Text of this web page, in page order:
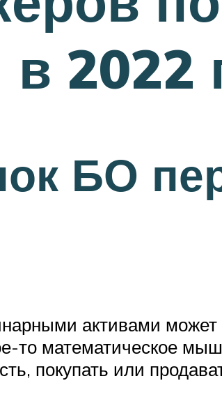
2022
БО
активами
то математическое
покупать или